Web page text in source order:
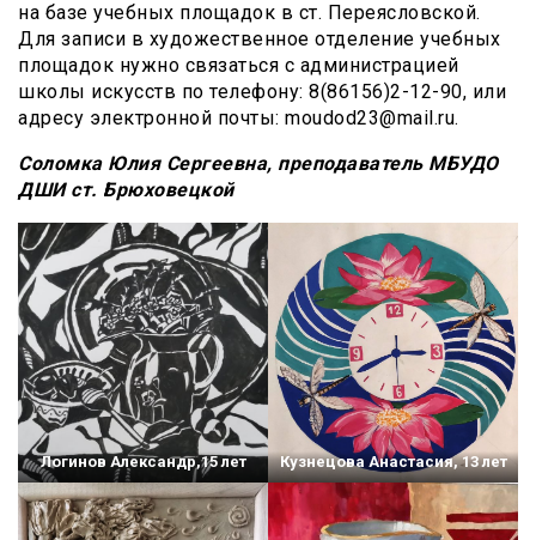
на базе учебных площадок в ст. Переясловской.
Для записи в художественное отделение учебных
площадок нужно связаться с администрацией
школы искусств по телефону: 8(86156)2-12-90, или
адресу электронной почты: moudod23@mail.ru.
Соломка Юлия Сергеевна, преподаватель МБУДО
ДШИ ст. Брюховецкой
Логинов Александр,15 лет Кузнецова Анастасия, 13 лет